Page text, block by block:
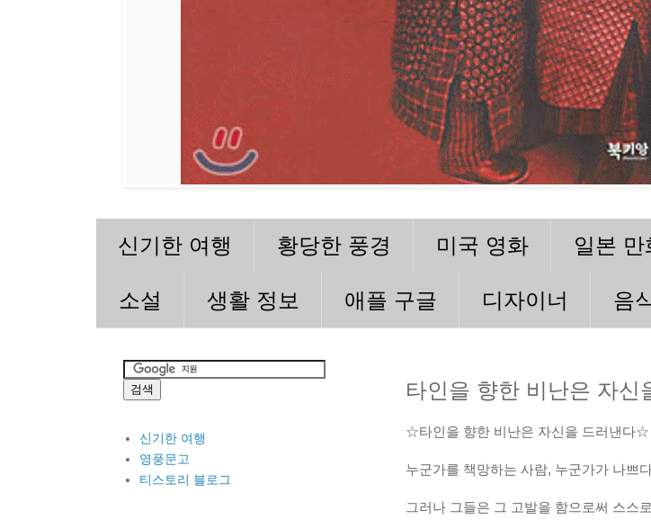
신기한 여행 황당한 풍경 미국 영화 일본 만
소설 생활 정보 애플 구글 디자이너 음
타인을 향한 비난은 자신
☆타인을 향한 비난은 자신을 드러낸다☆
누군가를 책망하는 사람, 누군가가 나쁘
그러나 그들은 그 고발을 함으로써 스스
신기한 여행
영풍문고
티스토리 블로그